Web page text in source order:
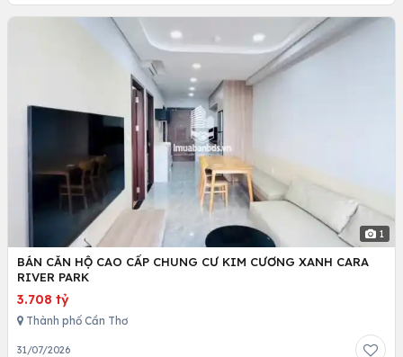
1
BÁN CĂN HỘ CAO CẤP CHUNG CƯ KIM CƯƠNG XANH CARA
RIVER PARK
3.708 tỷ
Thành phố Cần Thơ
31/07/2026